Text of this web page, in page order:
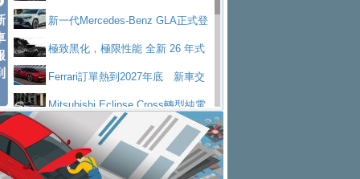
駕，MAZDA CX-90 33T AWD Premium Ca
ptain Seat
EV
技的座駕! Ford Territory中型油電休旅
SO Super Great今日在台登場，結合先進安
全輔助科技
ntis四品牌經銷權，全新多品牌旗艦展示中
心開幕啟用
屏東特搜大隊再添新利器 SITRAK
救助器材車買氣不衰、SUZUKI經銷商勇於開啟
全新大店，新北都鈴木占地500坪土城旗艦
2025第七屆ISUZU運轉職人挑戰賽
per Tourer的顛峰之作
新一代Mercedes-Benz GLA正式登
場 續航最高657公里、支援320kW快充
極致黑化，極限性能 全新 26 年式
DEFENDER OCTA BLACK 限量登台
Ferrari訂單熱到2027年底 新車交
付至少得等一年以上
Mitsubishi Eclipse Cross轉型純電
休旅 87kWh電池續航超過600公里
全新BMW 318i Touring豪華旅行車
全台限量200台 進化現型
不等零關稅的紅利，Jeep品牌今日